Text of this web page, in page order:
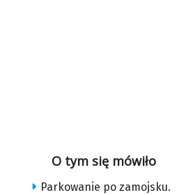
O tym się mówiło
Parkowanie po zamojsku.